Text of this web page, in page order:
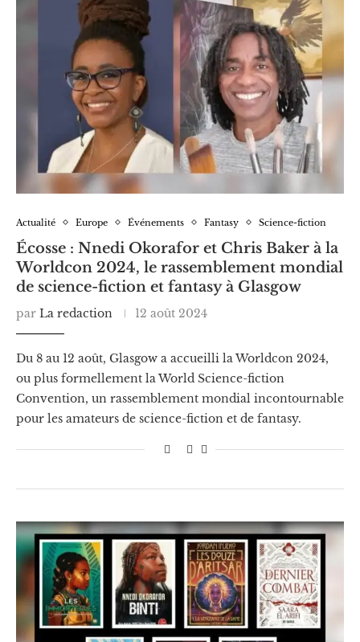
Actualité Europe Événements Fantasy Science-fiction
Écosse : Nnedi Okorafor et Chris Baker à la
Worldcon 2024, le rassemblement mondial
de science-fiction et fantasy à Glasgow
par La redaction 12 août 2024
Du 8 au 12 août, Glasgow a accueilli la Worldcon 2024,
ou plus formellement la World Science-fiction
Convention, un rassemblement mondial incontournable
pour les amateurs de science-fiction et de fantasy.